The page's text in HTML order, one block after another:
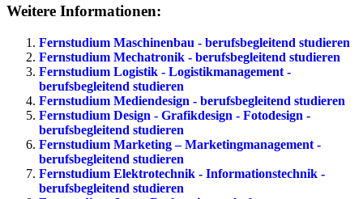
Weitere Informationen:
Fernstudium Maschinenbau - berufsbegleitend studieren
Fernstudium Mechatronik - berufsbegleitend studieren
Fernstudium Logistik - Logistikmanagement -
berufsbegleitend studieren
Fernstudium Mediendesign - berufsbegleitend studieren
Fernstudium Design - Grafikdesign - Fotodesign -
berufsbegleitend studieren
Fernstudium Marketing – Marketingmanagement -
berufsbegleitend studieren
Fernstudium Elektrotechnik - Informationstechnik -
berufsbegleitend studieren